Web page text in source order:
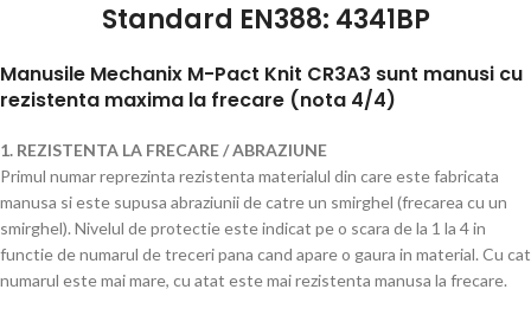
Standard EN388: 4341BP
Manusile Mechanix M-Pact Knit CR3A3 sunt manusi cu
rezistenta maxima la frecare (nota 4/4)
1. REZISTENTA LA FRECARE / ABRAZIUNE
Primul numar reprezinta rezistenta materialul din care este fabricata
manusa si este supusa abraziunii de catre un smirghel (frecarea cu un
smirghel). Nivelul de protectie este indicat pe o scara de la 1 la 4 in
functie de numarul de treceri pana cand apare o gaura in material. Cu cat
numarul este mai mare, cu atat este mai rezistenta manusa la frecare.